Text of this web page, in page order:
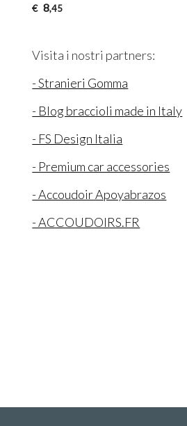
€ 8,45
Visita i nostri partners:
- Stranieri Gomma
- Blog braccioli made in Italy
- FS Design Italia
- Premium car accessories
- Accoudoir Apoyabrazos
- ACCOUDOIRS.FR